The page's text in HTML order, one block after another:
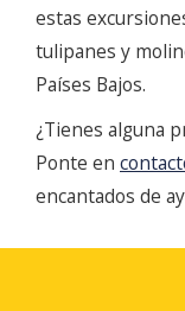
estas
tulipanes y
Países Bajos.
¿Tienes alguna
Ponte en
encantados de